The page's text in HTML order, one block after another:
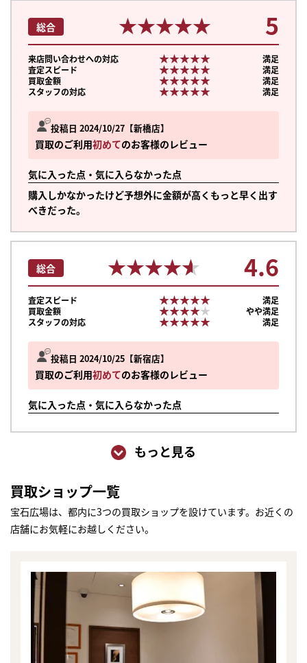
投稿日 2024/10/27 新橋店
買取のご利用初めてのお客様のレビュー
気に入った点・気に入らなかった点
購入しかなかったけど予想外に金額が高くもっと早く出す
べきだった。
総合 ★★★★★
★★★★★ 5
来店問い合わせへの対応 ★★★★★
★★★★★
満足
査定スピード
★★★★★
★★★★★
満足
買取金額
★★★★★
★★★★★
満足
スタッフの対応
★★★★★
★★★★★ 満足
投稿日 2024/10/25 新宿店
買取のご利用初めてのお客様のレビュー
気に入った点・気に入らなかった点
総合 ★★★★★
★★★★★ 4.6
査定スピード ★★★★★
★★★★★
満足
買取金額
★★★★★
★★★★★
やや満足
スタッフの対応
★★★★★
★★★★★ 満足
もっと見る
買取ショップ一覧
宝石広場は、都内に3つの買取ショップを設けています。お近くの
店舗にお気軽にお越しください。
かんたん30秒でお試し査定